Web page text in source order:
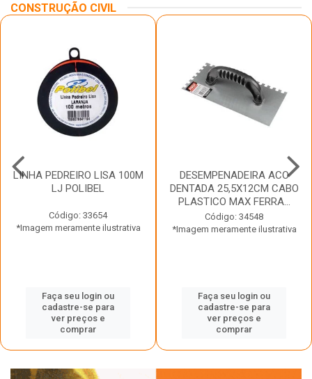
CONSTRUÇÃO CIVIL
LINHA PEDREIRO LISA 100M
LJ POLIBEL
Código: 33654
*Imagem meramente ilustrativa
Faça seu login ou
cadastre-se para
ver preços e
comprar
DESEMPENADEIRA ACO
DENTADA 25,5X12CM CABO
PLASTICO MAX FERRA...
Código: 34548
*Imagem meramente ilustrativa
Faça seu login ou
cadastre-se para
ver preços e
comprar